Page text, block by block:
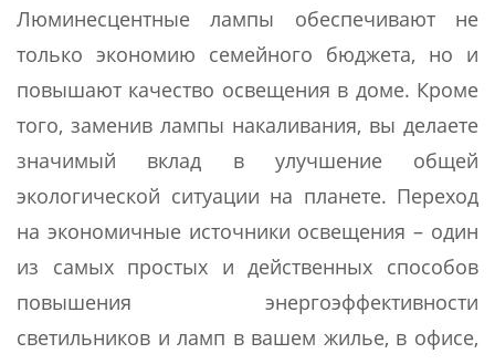
Люминесцентные лампы обеспечивают не
только экономию семейного бюджета, но и
повышают качество освещения в доме. Кроме
того, заменив лампы накаливания, вы делаете
значимый вклад в улучшение общей
экологической ситуации на планете. Переход
на экономичные источники освещения – один
из самых простых и действенных способов
повышения энергоэффективности
светильников и ламп в вашем жилье, в офисе,